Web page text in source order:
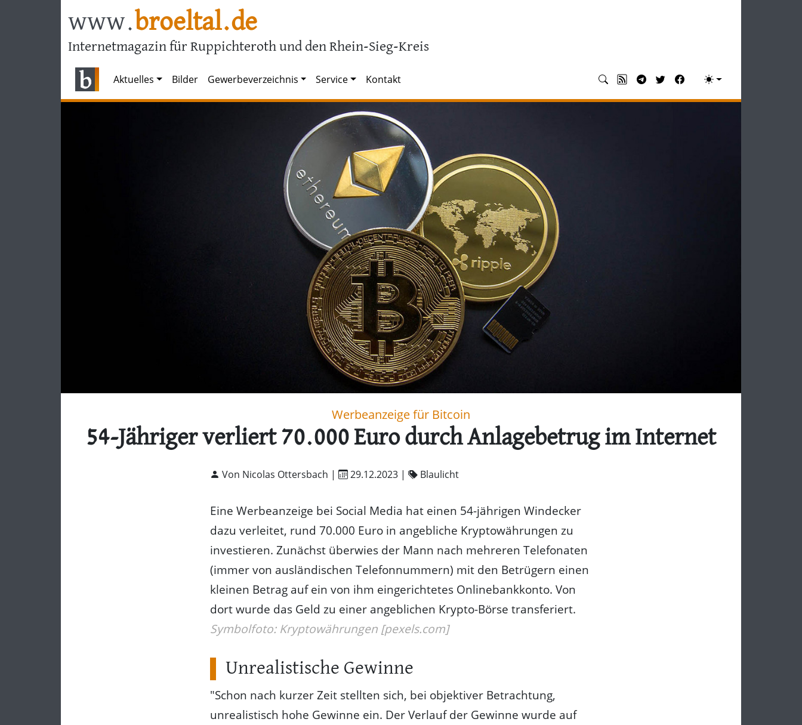
www.broeltal.de
Internetmagazin für Ruppichteroth und den Rhein-Sieg-Kreis
Aktuelles Bilder Gewerbeverzeichnis Service Kontakt
Werbeanzeige für Bitcoin
54-Jähriger verliert 70.000 Euro durch Anlagebetrug im Internet
Von Nicolas Ottersbach | 29.12.2023 | Blaulicht
Eine Werbeanzeige bei Social Media hat einen 54-jährigen Windecker
dazu verleitet, rund 70.000 Euro in angebliche Kryptowährungen zu
investieren. Zunächst überwies der Mann nach mehreren Telefonaten
(immer von ausländischen Telefonnummern) mit den Betrügern einen
kleinen Betrag auf ein von ihm eingerichtetes Onlinebankkonto. Von
dort wurde das Geld zu einer angeblichen Krypto-Börse transferiert.
Symbolfoto: Kryptowährungen [pexels.com]
Unrealistische Gewinne
"Schon nach kurzer Zeit stellten sich, bei objektiver Betrachtung,
unrealistisch hohe Gewinne ein. Der Verlauf der Gewinne wurde auf